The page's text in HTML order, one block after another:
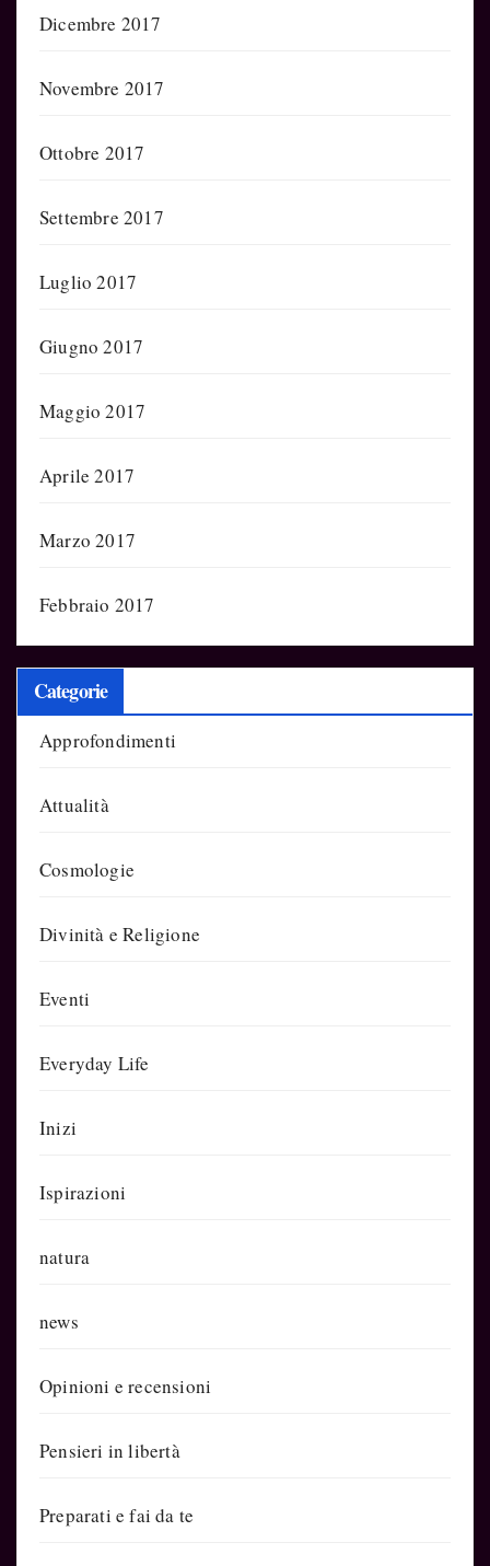
Dicembre 2017
Novembre 2017
Ottobre 2017
Settembre 2017
Luglio 2017
Giugno 2017
Maggio 2017
Aprile 2017
Marzo 2017
Febbraio 2017
Categorie
Approfondimenti
Attualità
Cosmologie
Divinità e Religione
Eventi
Everyday Life
Inizi
Ispirazioni
natura
news
Opinioni e recensioni
Pensieri in libertà
Preparati e fai da te